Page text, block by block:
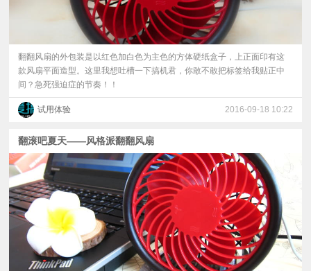
翻翻风扇的外包装是以红色加白色为主色的方体硬纸盒子，上正面印有这
款风扇平面造型。这里我想吐槽一下搞机君，你敢不敢把标签给我贴正中
间？急死强迫症的节奏！！
试用体验 2016-09-18 10:22
翻滚吧夏天——风格派翻翻风扇